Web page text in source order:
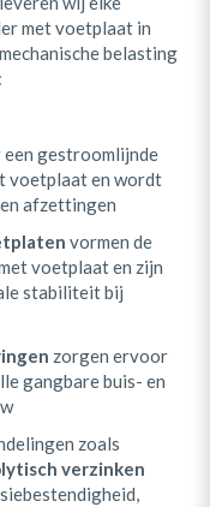
met voetplaat in
belasting
een gestroomlijnde
voetplaat en wordt
afzettingen
vormen de
voetplaat en zijn
stabiliteit bij
zorgen ervoor
gangbare buis- en
zoals
verzinken